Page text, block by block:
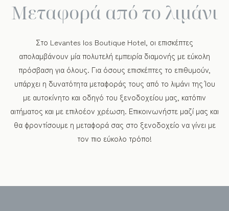
Μεταφορά από το λιμάνι
Στο Levantes Ios Boutique Hotel, οι επισκέπτες
απολαμβάνουν μία πολυτελή εμπειρία διαμονής με εύκολη
πρόσβαση για όλους. Για όσους επισκέπτες το επιθυμούν,
υπάρχει η δυνατότητα μεταφοράς τους από το λιμάνι της Ίου
με αυτοκίνητο και οδηγό του ξενοδοχείου μας, κατόπιν
αιτήματος και με επιλοέον χρέωση. Επικοινωνήστε μαζί μας και
θα φροντίσουμε η μεταφορά σας στο ξενοδοχείο να γίνει με
τον πιο εύκολο τρόπο!